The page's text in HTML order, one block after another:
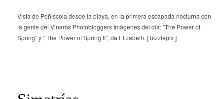
Vista de Peñiscola desde la playa, en la primera escapada nocturna con
la gente del Vinaròs Photobloggers Imágenes del día: ”The Power of
Spring” y ” The Power of Spring II”, de Elizabeth. [ bizzlepix ]